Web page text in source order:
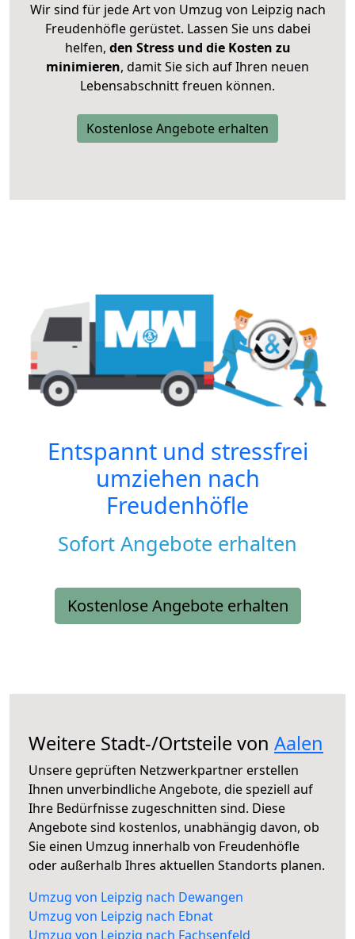
Wir sind für jede Art von Umzug von Leipzig nach
Freudenhöfle gerüstet. Lassen Sie uns dabei
helfen, den Stress und die Kosten zu
minimieren, damit Sie sich auf Ihren neuen
Lebensabschnitt freuen können.
Kostenlose Angebote erhalten
Entspannt und stressfrei
umziehen nach
Freudenhöfle
Sofort Angebote erhalten
Kostenlose Angebote erhalten
Weitere Stadt-/Ortsteile von Aalen
Unsere geprüften Netzwerkpartner erstellen
Ihnen unverbindliche Angebote, die speziell auf
Ihre Bedürfnisse zugeschnitten sind. Diese
Angebote sind kostenlos, unabhängig davon, ob
Sie einen Umzug innerhalb von Freudenhöfle
oder außerhalb Ihres aktuellen Standorts planen.
Umzug von Leipzig nach Dewangen
Umzug von Leipzig nach Ebnat
Umzug von Leipzig nach Fachsenfeld